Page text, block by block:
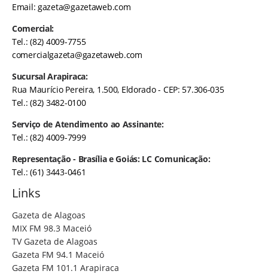
Email:gazeta@gazetaweb.com
Comercial:
Tel.: (82) 4009-7755
comercialgazeta@gazetaweb.com
Sucursal Arapiraca:
Rua Maurício Pereira, 1.500, Eldorado - CEP: 57.306-035
Tel.: (82) 3482-0100
Serviço de Atendimento ao Assinante:
Tel.: (82) 4009-7999
Representação - Brasília e Goiás: LC Comunicação:
Tel.: (61) 3443-0461
Links
Gazeta de Alagoas
MIX FM 98.3 Maceió
TV Gazeta de Alagoas
Gazeta FM 94.1 Maceió
Gazeta FM 101.1 Arapiraca